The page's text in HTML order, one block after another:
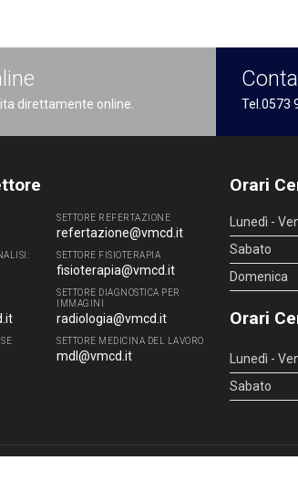
direttamente online. Tel.0573
SETTORE REFERTAZIONE
refertazione@vmcd.it
SETTORE FISIOTERAPIA
fisioterapia@vmcd.it
SETTORE DIAGNOSTICA PER
IMMAGINI
radiologia@vmcd.it
SETTORE MEDICINA DEL LAVORO
mdl@vmcd.it
Orari
Lunedì -
Sabato
Domenica
Orari
Lunedì -
Sabato